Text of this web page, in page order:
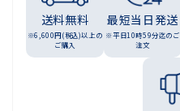
送料無料
※6,600円(税込)以上の
ご購入
最短当日発送
※平日10時59分迄のご
注文